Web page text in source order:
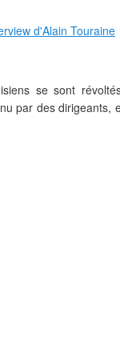
d'Alain Touraine
se sont
par des dirigeants,